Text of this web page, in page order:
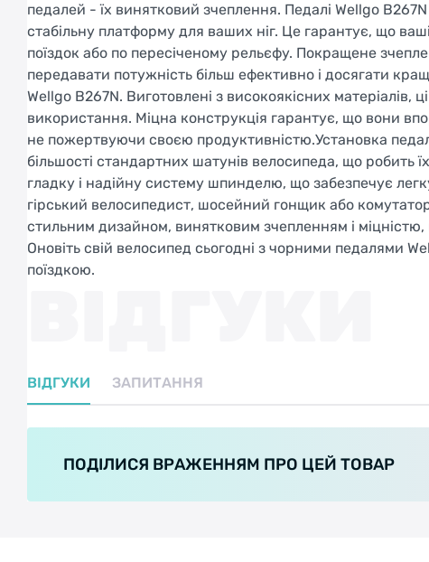
педалей - їх винятковий зчеплення. Педалі Wellgo
стабільну платформу для ваших ніг. Це гарантує, що
поїздок або по пересіченому рельєфу. Покращене
передавати потужність більш ефективно і досягати
Wellgo B267N. Виготовлені з високоякісних
використання. Міцна конструкція гарантує, що вони
не пожертвуючи своєю продуктивністю.Установка
більшості стандартних шатунів велосипеда, що робить
гладку і надійну систему шпинделю, що забезпечує
гірський велосипедист, шосейний гонщик або
стильним дизайном, винятковим зчепленням і
Оновіть свій велосипед сьогодні з чорними педалями
поїздкою.
ВІДГУКИ ЗАПИТАННЯ
ПОДІЛИСЯ ВРАЖЕННЯМ ПРО ЦЕЙ ТОВАР